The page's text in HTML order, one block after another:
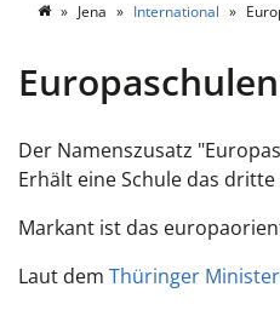
Jena International
Europaschulen
Der Namenszusatz
Erhält eine Schule das
Markant ist das
Laut dem Thüringer